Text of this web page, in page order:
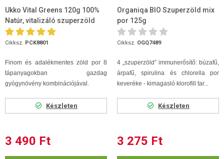
Ukko Vital Greens 120g 100%
Natúr, vitalizáló szuperzöld
keverék
Cikksz. PCK8801
Finom és adalékmentes zöld por 8
tápanyagokban gazdag
gyógynövény kombinációjával.
Készleten
3 490 Ft
Organiqa BIO Szuperzöld mix
por 125g
Cikksz. OGQ7489
4 „szuperzöld” immunerősítő: búzafű,
árpafű, spirulina és chlorella por
keveréke - kimagasló klorofill tar...
Készleten
3 275 Ft